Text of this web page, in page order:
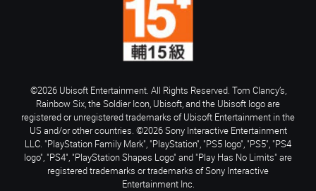
©2026 Ubisoft Entertainment. All Rights Reserved. Tom Clancy’s,
Rainbow Six, the Soldier Icon, Ubisoft, and the Ubisoft logo are
registered or unregistered trademarks of Ubisoft Entertainment in the
US and/or other countries. ©2026 Sony Interactive Entertainment
LLC. "PlayStation Family Mark", "PlayStation", "PS5 logo", "PS5", "PS4
logo", "PS4", "PlayStation Shapes Logo" and "Play Has No Limits" are
registered trademarks or trademarks of Sony Interactive
Entertainment Inc.